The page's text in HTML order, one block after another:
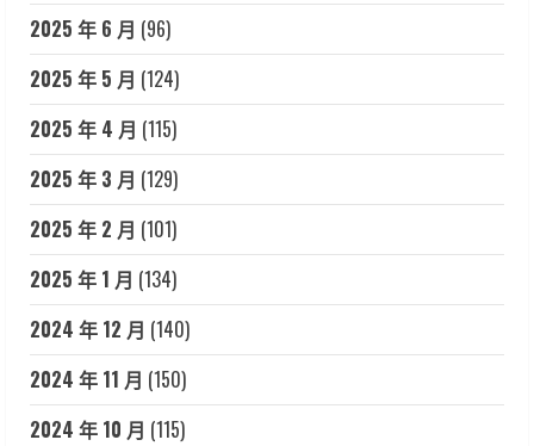
2025 年 6 月 (96)
2025 年 5 月 (124)
2025 年 4 月 (115)
2025 年 3 月 (129)
2025 年 2 月 (101)
2025 年 1 月 (134)
2024 年 12 月 (140)
2024 年 11 月 (150)
2024 年 10 月 (115)